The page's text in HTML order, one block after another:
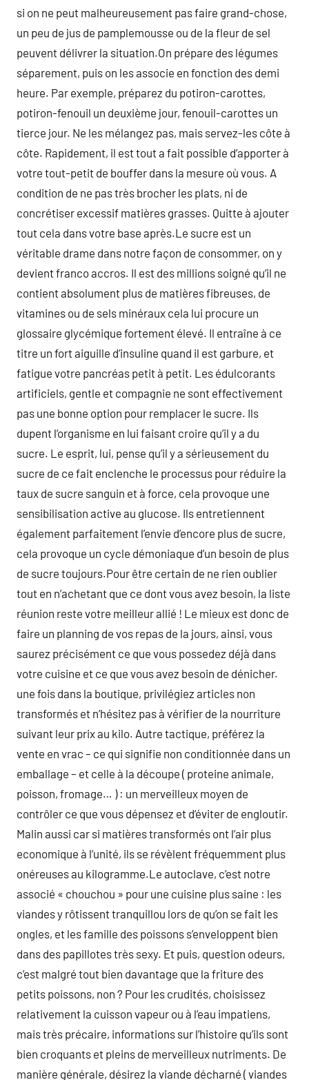
si on ne peut malheureusement pas faire grand-chose,
un peu de jus de pamplemousse ou de la fleur de sel
peuvent délivrer la situation.On prépare des légumes
séparement, puis on les associe en fonction des demi
heure. Par exemple, préparez du potiron-carottes,
potiron-fenouil un deuxième jour, fenouil-carottes un
tierce jour. Ne les mélangez pas, mais servez-les côte à
côte. Rapidement, il est tout a fait possible d’apporter à
votre tout-petit de bouffer dans la mesure où vous. A
condition de ne pas très brocher les plats, ni de
concrétiser excessif matières grasses. Quitte à ajouter
tout cela dans votre base après.Le sucre est un
véritable drame dans notre façon de consommer, on y
devient franco accros. Il est des millions soigné qu’il ne
contient absolument plus de matières fibreuses, de
vitamines ou de sels minéraux cela lui procure un
glossaire glycémique fortement élevé. Il entraîne à ce
titre un fort aiguille d’insuline quand il est garbure, et
fatigue votre pancréas petit à petit. Les édulcorants
artificiels, gentle et compagnie ne sont effectivement
pas une bonne option pour remplacer le sucre. Ils
dupent l’organisme en lui faisant croire qu’il y a du
sucre. Le esprit, lui, pense qu’il y a sérieusement du
sucre de ce fait enclenche le processus pour réduire la
taux de sucre sanguin et à force, cela provoque une
sensibilisation active au glucose. Ils entretiennent
également parfaitement l’envie d’encore plus de sucre,
cela provoque un cycle démoniaque d’un besoin de plus
de sucre toujours.Pour être certain de ne rien oublier
tout en n’achetant que ce dont vous avez besoin, la liste
réunion reste votre meilleur allié ! Le mieux est donc de
faire un planning de vos repas de la jours, ainsi, vous
saurez précisément ce que vous possedez déjà dans
votre cuisine et ce que vous avez besoin de dénicher.
une fois dans la boutique, privilégiez articles non
transformés et n’hésitez pas à vérifier de la nourriture
suivant leur prix au kilo. Autre tactique, préférez la
vente en vrac – ce qui signifie non conditionnée dans un
emballage – et celle à la découpe ( proteine animale,
poisson, fromage… ) : un merveilleux moyen de
contrôler ce que vous dépensez et d’éviter de engloutir.
Malin aussi car si matières transformés ont l’air plus
economique à l’unité, ils se révèlent fréquemment plus
onéreuses au kilogramme.Le autoclave, c’est notre
associé « chouchou » pour une cuisine plus saine : les
viandes y rôtissent tranquillou lors de qu’on se fait les
ongles, et les famille des poissons s’enveloppent bien
dans des papillotes très sexy. Et puis, question odeurs,
c’est malgré tout bien davantage que la friture des
petits poissons, non ? Pour les crudités, choisissez
relativement la cuisson vapeur ou à l’eau impatiens,
mais très précaire, informations sur l’histoire qu’ils sont
bien croquants et pleins de merveilleux nutriments. De
manière générale, désirez la viande décharné ( viandes